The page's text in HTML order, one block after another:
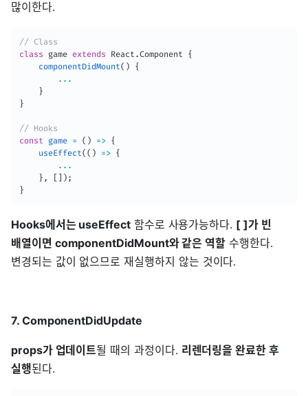
많이한다.
// Class
class
game extends React .Component
{
componentDidMount( )
{
...
}
}
// Hooks
const
game = ( ) => {
useEffect( ( ) => {
...
} , ) ;
}
Hooks에서는 useEffect함수로 사용가능하다. [ ]가 빈
배열이면 componentDidMount와 같은 역할 수행한다.
변경되는 값이 없으므로 재실행하지 않는 것이다.
7. ComponentDidUpdate
props가 업데이트될 때의 과정이다. 리렌더링을 완료한 후
실행된다.